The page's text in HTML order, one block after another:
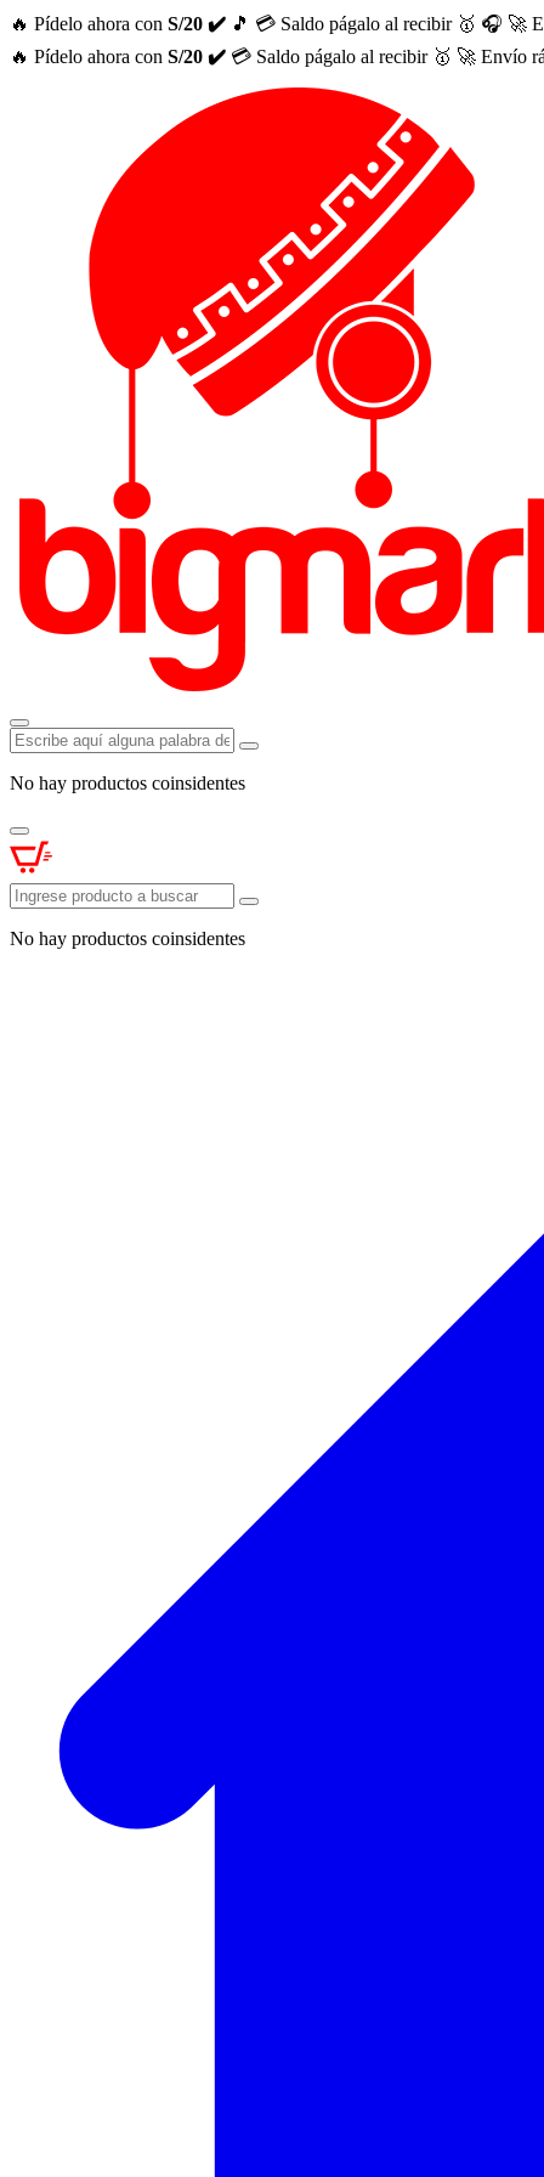
🔥 Pídelo ahora con S/20 ✔️ 🎵 💳 Saldo págalo al recibir 🥇 🎧 🚀
🔥 Pídelo ahora con S/20 ✔️ 💳 Saldo págalo al recibir 🥇 🚀 Envío
No hay productos coinsidentes
No hay productos coinsidentes